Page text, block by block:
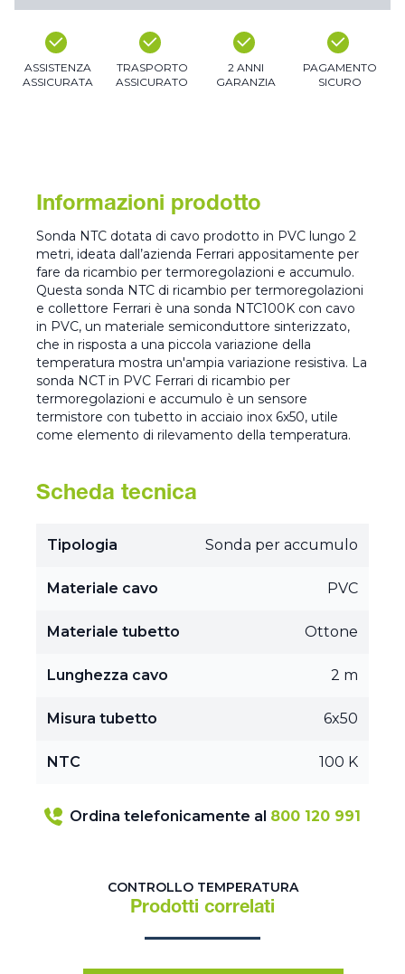
ASSISTENZA
ASSICURATA
TRASPORTO
ASSICURATO
2 ANNI
GARANZIA
PAGAMENTO
SICURO
Informazioni prodotto
Sonda NTC dotata di cavo prodotto in PVC lungo 2
metri, ideata dall’azienda Ferrari appositamente per
fare da ricambio per termoregolazioni e accumulo.
Questa sonda NTC di ricambio per termoregolazioni
e collettore Ferrari è una sonda NTC100K con cavo
in PVC, un materiale semiconduttore sinterizzato,
che in risposta a una piccola variazione della
temperatura mostra un'ampia variazione resistiva. La
sonda NCT in PVC Ferrari di ricambio per
termoregolazioni e accumulo è un sensore
termistore con tubetto in acciaio inox 6x50, utile
come elemento di rilevamento della temperatura.
Scheda tecnica
Tipologia Sonda per accumulo
Materiale cavo PVC
Materiale tubetto Ottone
Lunghezza cavo 2 m
Misura tubetto 6x50
NTC 100 K
Ordina telefonicamente al 800 120 991
CONTROLLO TEMPERATURA
Prodotti correlati